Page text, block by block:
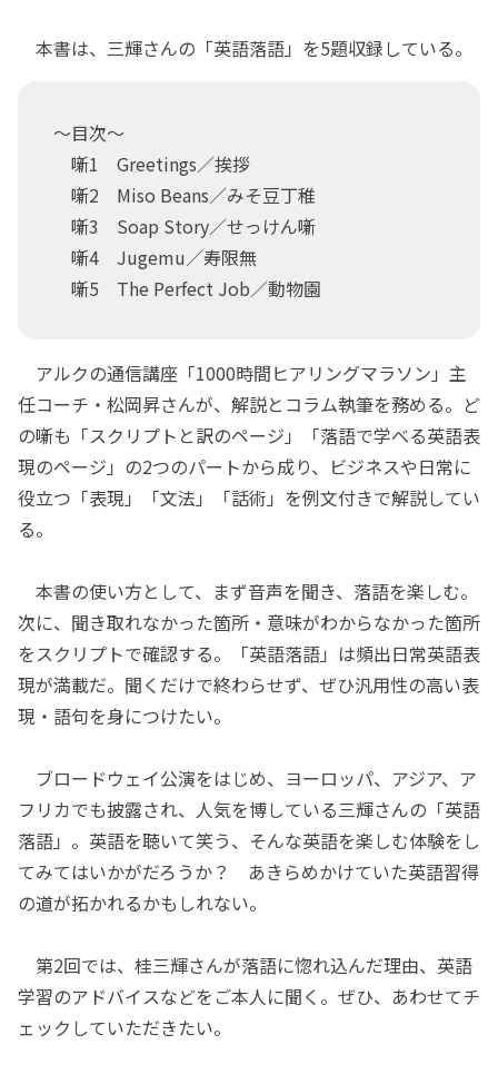
本書は、三輝さんの「英語落語」を5題収録している。
～目次～
噺1 Greetings／挨拶
噺2 Miso Beans／みそ豆丁稚
噺3 Soap Story／せっけん噺
噺4 Jugemu／寿限無
噺5 The Perfect Job／動物園
アルクの通信講座「1000時間ヒアリングマラソン」主
任コーチ・松岡昇さんが、解説とコラム執筆を務める。ど
の噺も「スクリプトと訳のページ」「落語で学べる英語表
現のページ」の2つのパートから成り、ビジネスや日常に
役立つ「表現」「文法」「話術」を例文付きで解説してい
る。
本書の使い方として、まず音声を聞き、落語を楽しむ。
次に、聞き取れなかった箇所・意味がわからなかった箇所
をスクリプトで確認する。「英語落語」は頻出日常英語表
現が満載だ。聞くだけで終わらせず、ぜひ汎用性の高い表
現・語句を身につけたい。
ブロードウェイ公演をはじめ、ヨーロッパ、アジア、ア
フリカでも披露され、人気を博している三輝さんの「英語
落語」。英語を聴いて笑う、そんな英語を楽しむ体験をし
てみてはいかがだろうか？ あきらめかけていた英語習得
の道が拓かれるかもしれない。
第2回では、桂三輝さんが落語に惚れ込んだ理由、英語
学習のアドバイスなどをご本人に聞く。ぜひ、あわせてチ
ェックしていただきたい。